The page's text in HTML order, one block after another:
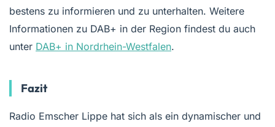
bestens zu informieren und zu unterhalten. Weitere
Informationen zu DAB+ in der Region findest du auch
unter DAB+ in Nordrhein-Westfalen.
Fazit
Radio Emscher Lippe hat sich als ein dynamischer und